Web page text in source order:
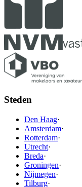
Steden
Den Haag·
Amsterdam·
Rotterdam·
Utrecht·
Breda·
Groningen·
Nijmegen·
Tilburg·